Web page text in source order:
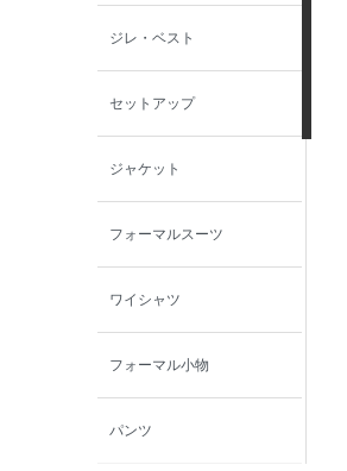
ジレ・ベスト
セットアップ
ジャケット
フォーマルスーツ
ワイシャツ
フォーマル小物
パンツ